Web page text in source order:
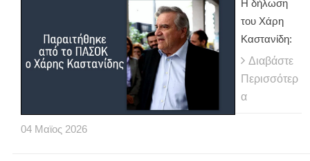
Η δήλωση
του Χάρη
Καστανίδη:
Διαβάστε
Περισσότερ
α
04 Μαϊος 2026